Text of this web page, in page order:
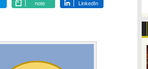
note LinkedIn